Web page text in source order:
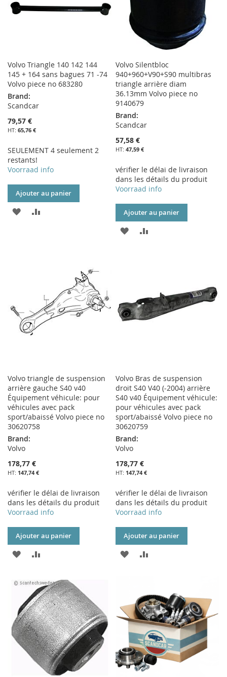
Volvo Triangle 140 142 144
145 + 164 sans bagues 71 -74
Volvo piece no 683280
Brand:
Scandcar
79,57 €
65,76 €
SEULEMENT 4 seulement 2
restants!
Voorraad info
Ajouter au panier
AJOUTER
Volvo Silentbloc
940+960+V90+S90 multibras
triangle arrière diam
36.13mm Volvo piece no
9140679
Brand:
Scandcar
57,58 €
47,59 €
vérifier le délai de livraison
dans les détails du produit
Voorraad info
Ajouter au panier
AJOUTER
D’ENVIE
Volvo triangle de suspension
arrière gauche S40 v40
Équipement véhicule: pour
véhicules avec pack
sport/abaissé Volvo piece no
30620758
Brand:
Volvo
178,77 €
147,74 €
vérifier le délai de livraison
dans les détails du produit
Voorraad info
Ajouter au panier
AJOUTER
LISTE
D’ENVIE
COMPARATEUR
Volvo Bras de suspension
droit S40 V40 (-2004) arrière
S40 v40 Équipement véhicule:
pour véhicules avec pack
sport/abaissé Volvo piece no
30620759
Brand:
Volvo
178,77 €
147,74 €
vérifier le délai de livraison
dans les détails du produit
Voorraad info
Ajouter au panier
AJOUTER
LISTE
D’ENVIE